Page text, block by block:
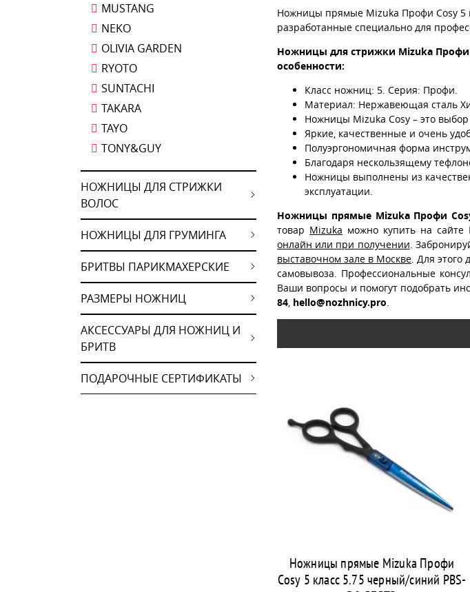
MUSTANG
NEKO
OLIVIA GARDEN
RYOTO
SUNTACHI
TAKARA
TAYO
TONY&GUY
НОЖНИЦЫ ДЛЯ СТРИЖКИ
ВОЛОС
НОЖНИЦЫ ДЛЯ ГРУМИНГА
БРИТВЫ ПАРИКМАХЕРСКИЕ
РАЗМЕРЫ НОЖНИЦ
АКСЕССУАРЫ ДЛЯ НОЖНИЦ И
БРИТВ
ПОДАРОЧНЫЕ СЕРТИФИКАТЫ
Ножницы прямые Mizuka Профи Cosy 5
разработанные специально для
Ножницы для стрижки Mizuka Профи
особенности:
Класс ножниц: 5. Серия: Профи.
Материал: Нержавеющая сталь
Ножницы Mizuka Cosy – это
Яркие, качественные и очень
Полуэргономичная форма
Благодаря нескользящему
Ножницы выполнены из
эксплуатации.
Ножницы прямые Mizuka Профи Cosy
товар Mizuka можно купить на сайте
онлайн или при получении.
выставочном зале в Москве. Для этого
самовывоза. Профессиональные
Ваши вопросы и помогут подобрать
84, hello@nozhnicy.pro.
Ножницы прямые Mizuka Профи
Cosy 5 класс 5.75 черный/синий PBS-